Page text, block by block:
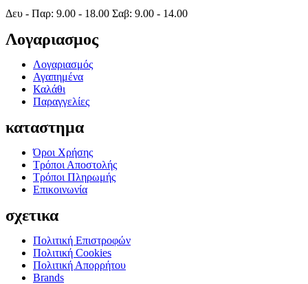
Δευ - Παρ: 9.00 - 18.00 Σαβ: 9.00 - 14.00
Λογαριασμος
Λογαριασμός
Αγαπημένα
Καλάθι
Παραγγελίες
καταστημα
Όροι Χρήσης
Τρόποι Αποστολής
Τρόποι Πληρωμής
Επικοινωνία
σχετικα
Πολιτική Επιστροφών
Πολιτική Cookies
Πολιτική Απορρήτου
Brands